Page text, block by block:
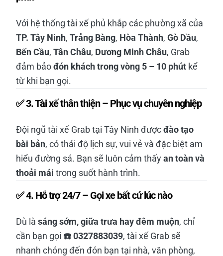
Với hệ thống tài xế phủ khắp các phường xã của
TP. Tây Ninh, Trảng Bàng, Hòa Thành, Gò Dầu,
Bến Cầu, Tân Châu, Dương Minh Châu, Grab
đảm bảođón khách trong vòng 5 – 10 phút kể
từ khi bạn gọi.
✅3. Tài xế thân thiện – Phục vụ chuyên nghiệp
Đội ngũ tài xế Grab tại Tây Ninh đượcđào tạo
bài bản, có thái độ lịch sự, vui vẻ và đặc biệt am
hiểu đường sá. Bạn sẽ luôn cảm thấyan toàn và
thoải mái trong suốt hành trình.
✅4. Hỗ trợ 24/7 – Gọi xe bất cứ lúc nào
Dù là sáng sớm, giữa trưa hay đêm muộn, chỉ
cần bạn gọi ☎️ 0327883039, tài xế Grab sẽ
nhanh chóng đến đón bạn tại nhà, văn phòng,